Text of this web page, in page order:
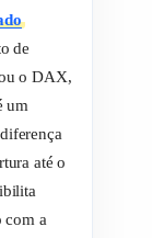
de
o DAX,
um
até o
com a